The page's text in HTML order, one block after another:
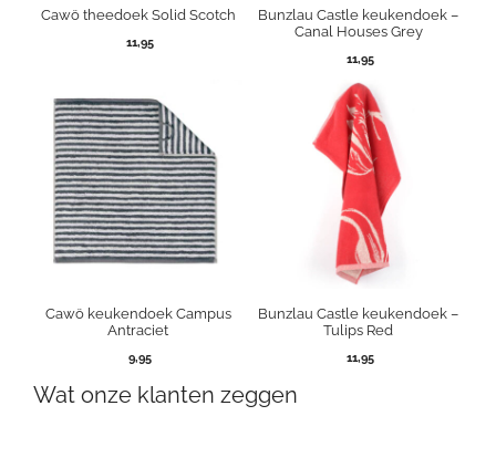
Cawö theedoek Solid Scotch
11,95
Bunzlau Castle keukendoek –
Canal Houses Grey
11,95
Cawö keukendoek Campus
Antraciet
9,95
Bunzlau Castle keukendoek –
Tulips Red
11,95
Wat onze klanten zeggen